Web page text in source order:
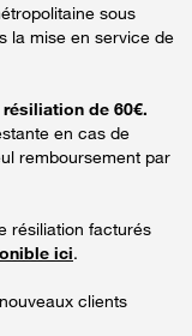
sous
la mise en service de
de 60€.
en cas de
remboursement par
résiliation facturés
ici.
clients